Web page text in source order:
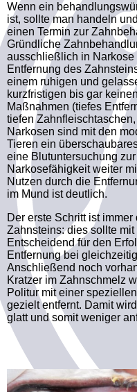
Wenn ein
ist, sollte man handeln
einen Termin zur
Gründliche
ausschließlich in
Entfernung des
einem ruhigen und
kurzfristigen bis gar
Maßnahmen (tiefes
tiefen
Narkosen sind mit den
Tieren ein
eine Blutuntersuchung
Narkosefähigkeit weiter
Nutzen durch die
im Mund ist deutlich.
Der erste Schritt ist
Zahnsteins: dies sollte
Entscheidend für den
Entfernung bei
Anschließend noch
Kratzer im Zahnschmelz
Politur mit einer
gezielt entfernt. Damit
glatt und somit weniger